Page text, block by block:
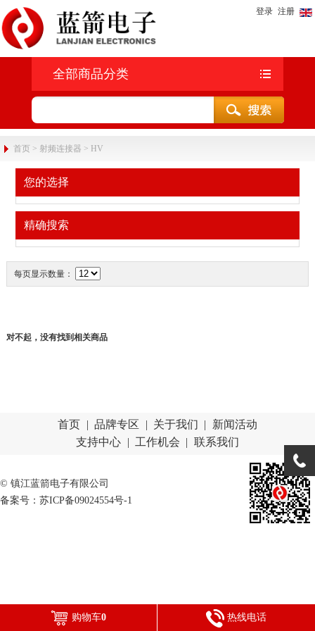
登录 注册
全部商品分类
首页 > 射频连接器 > HV
您的选择
精确搜索
每页显示数量：
对不起，没有找到相关商品
首页 | 品牌专区 | 关于我们 |
新闻活动
支持中心 | 工作机会 | 联系我们
© 镇江蓝箭电子有限公司
备案号：苏ICP备09024554号-1
购物车0 热线电话